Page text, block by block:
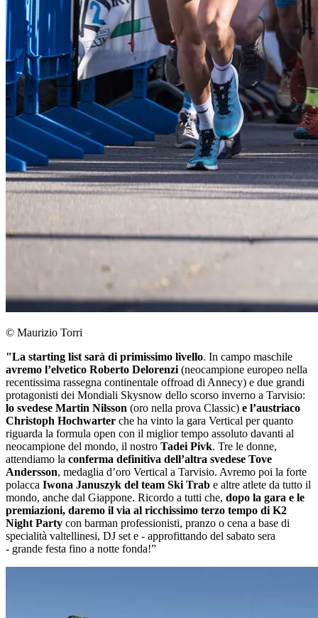
© Maurizio Torri
"La starting list sarà di primissimo livello. In campo maschile
avremo l’elvetico Roberto Delorenzi (neocampione europeo nella
recentissima rassegna continentale offroad di Annecy) e due grandi
protagonisti dei Mondiali Skysnow dello scorso inverno a Tarvisio:
lo svedese Martin Nilsson (oro nella prova Classic) e l’austriaco
Christoph Hochwarter che ha vinto la gara Vertical per quanto
riguarda la formula open con il miglior tempo assoluto davanti al
neocampione del mondo, il nostro Tadei Pivk. Tre le donne,
attendiamo la conferma definitiva dell’altra svedese Tove
Andersson, medaglia d’oro Vertical a Tarvisio. Avremo poi la forte
polacca Iwona Januszyk del team Ski Trab e altre atlete da tutto il
mondo, anche dal Giappone. Ricordo a tutti che, dopo la gara e le
premiazioni, daremo il via al ricchissimo terzo tempo di K2
Night Party con barman professionisti, pranzo o cena a base di
specialità valtellinesi, DJ set e - approfittando del sabato sera
- grande festa fino a notte fonda!”